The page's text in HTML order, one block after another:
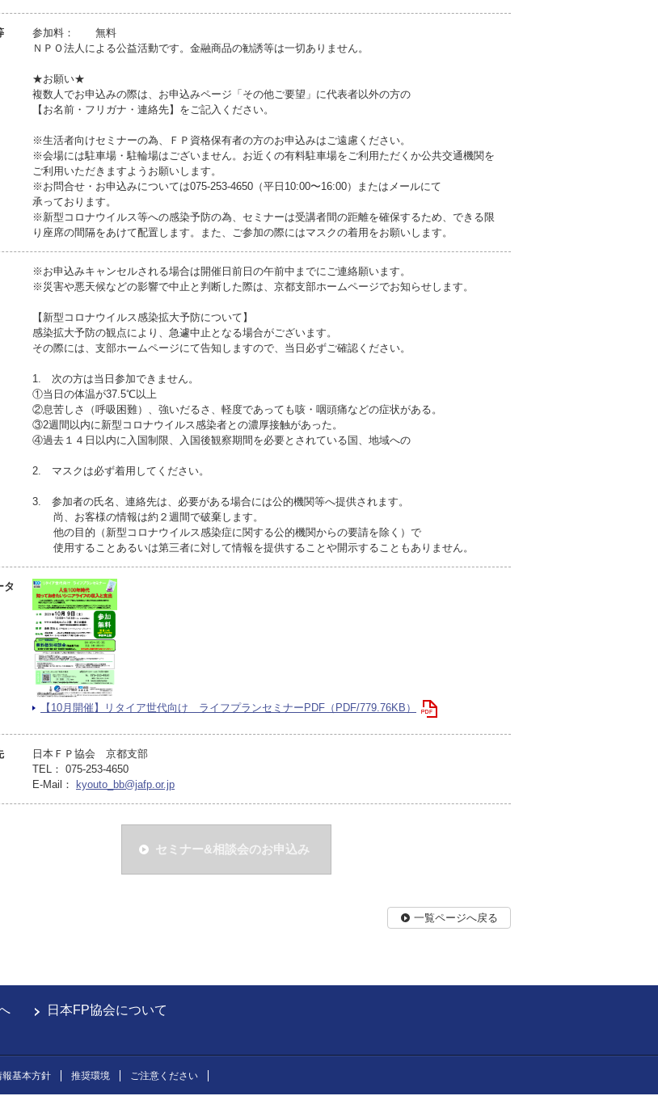
参加料： 無料
ＮＰＯ法人による公益活動です。金融商品の勧誘等は一切ありません。
★お願い★
複数人でお申込みの際は、お申込みページ「その他ご要望」に代表者以外の方の
【お名前・フリガナ・連絡先】をご記入ください。
※生活者向けセミナーの為、ＦＰ資格保有者の方のお申込みはご遠慮ください。
※会場には駐車場・駐輪場はございません。お近くの有料駐車場をご利用ただくか公共交通機関を
ご利用いただきますようお願いします。
※お問合せ・お申込みについては075-253-4650（平日10:00〜16:00）またはメールにて
承っております。
※新型コロナウイルス等への感染予防の為、セミナーは受講者間の距離を確保するため、できる限
り座席の間隔をあけて配置します。また、ご参加の際にはマスクの着用をお願いします。
※お申込みキャンセルされる場合は開催日前日の午前中までにご連絡願います。
※災害や悪天候などの影響で中止と判断した際は、京都支部ホームページでお知らせします。
【新型コロナウイルス感染拡大予防について】
感染拡大予防の観点により、急遽中止となる場合がございます。
その際には、支部ホームページにて告知しますので、当日必ずご確認ください。
1. 次の方は当日参加できません。
①当日の体温が37.5℃以上
②息苦しさ（呼吸困難）、強いだるさ、軽度であっても咳・咽頭痛などの症状がある。
③2週間以内に新型コロナウイルス感染者との濃厚接触があった。
④過去１４日以内に入国制限、入国後観察期間を必要とされている国、地域への
2. マスクは必ず着用してください。
3. 参加者の氏名、連絡先は、必要がある場合には公的機関等へ提供されます。
尚、お客様の情報は約２週間で破棄します。
他の目的（新型コロナウイルス感染症に関する公的機関からの要請を除く）で
使用することあるいは第三者に対して情報を提供することや開示することもありません。
タ
【10月開催】リタイア世代向け ライフプランセミナーPDF（PDF/779.76KB）
日本ＦＰ協会 京都支部
TEL： 075-253-4650
E-Mail：
kyouto_bb@jafp.or.jp
セミナー&相談会のお申込み
一覧ページへ戻る
日本FP協会について
基本方針 推奨環境 ご注意ください